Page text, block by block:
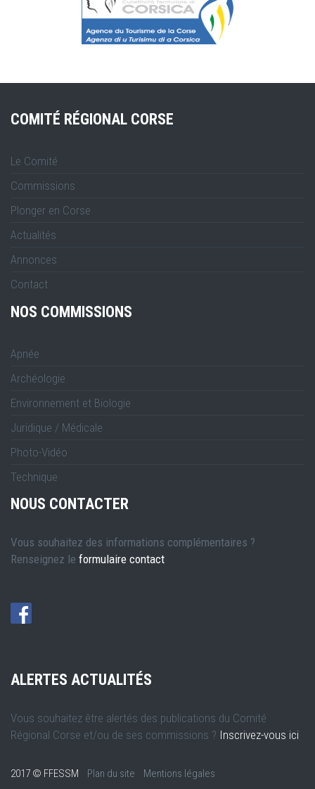
COMITÉ RÉGIONAL CORSE
Le Comité
Commissions
Plonger en Corse
Actualités
Annonces
Contact
NOS COMMISSIONS
Apnée
Archéologie
Environnement et Biologie
Juridique / Médicale
Photo-Vidéo
Technique
NOUS CONTACTER
Vous souhaitez des informations complémentaires ?
Renseignez le formulaire contact
ALERTES ACTUALITÉS
Vous souhaitez être alertés des publications du Comité
Régional Corse et/ou de ses commissions ? Inscrivez-vous ici
2017 © FFESSM Plan du site Mentions légales